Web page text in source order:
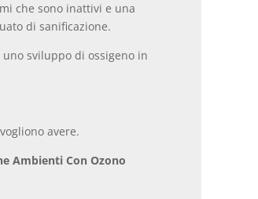
che sono inattivi e una
di sanificazione.
sviluppo di ossigeno in
avere.
Ambienti Con Ozono